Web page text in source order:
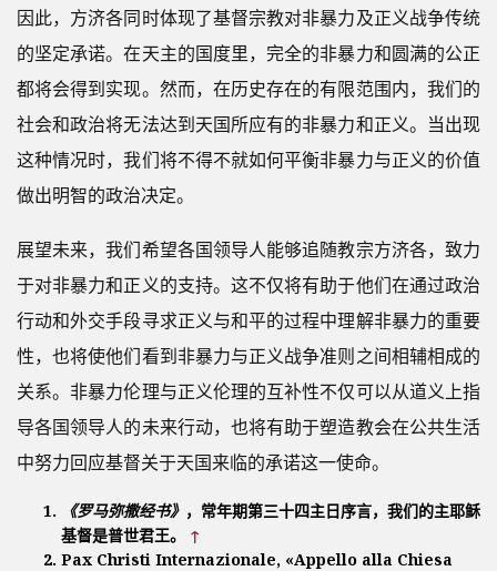
因此，方济各同时体现了基督宗教对非暴力及正义战争传统
的坚定承诺。在天主的国度里，完全的非暴力和圆满的公正
都将会得到实现。然而，在历史存在的有限范围内，我们的
社会和政治将无法达到天国所应有的非暴力和正义。当出现
这种情况时，我们将不得不就如何平衡非暴力与正义的价值
做出明智的政治决定。
展望未来，我们希望各国领导人能够追随教宗方济各，致力
于对非暴力和正义的支持。这不仅将有助于他们在通过政治
行动和外交手段寻求正义与和平的过程中理解非暴力的重要
性，也将使他们看到非暴力与正义战争准则之间相辅相成的
关系。非暴力伦理与正义伦理的互补性不仅可以从道义上指
导各国领导人的未来行动，也将有助于塑造教会在公共生活
中努力回应基督关于天国来临的承诺这一使命。
《罗马弥撒经书》 ，常年期第三十四主日序言，我们的主耶稣
基督是普世君王。 ↑
Pax Christi Internazionale, «Appello alla Chiesa